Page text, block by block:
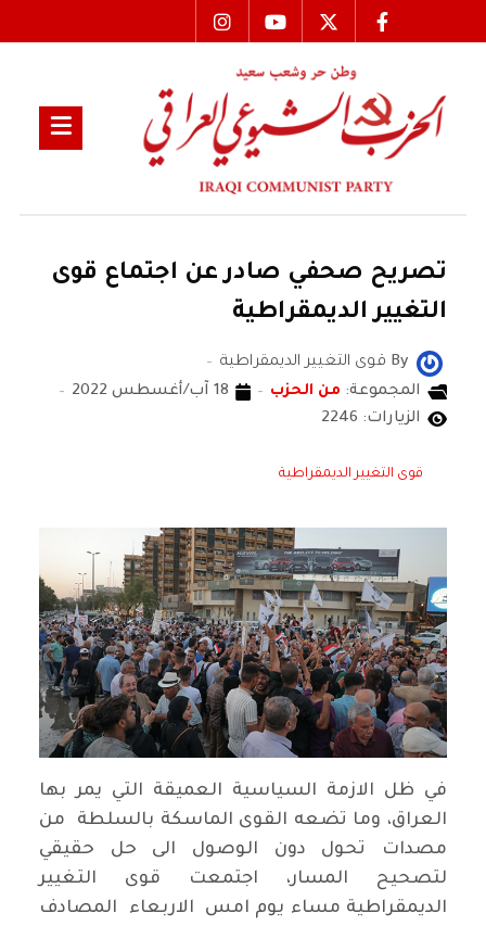
تصريح صحفي صادر عن اجتماع قوى
التغيير الديمقراطية
By قوى التغيير الديمقراطية
المجموعة: من الحزب
18 آب/أغسطس 2022
الزيارات: 2246
قوى التغيير الديمقراطية
في ظل الازمة السياسية العميقة التي يمر بها
العراق، وما تضعه القوى الماسكة بالسلطة من
مصدات تحول دون الوصول الى حل حقيقي
لتصحيح المسار، اجتمعت قوى التغيير
الديمقراطية مساء يوم امس الاربعاء المصادف